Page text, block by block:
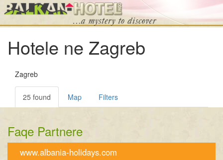
Hotele ne Zagreb
Zagreb
25 found Map Filters
Faqe Partnere
www.albania-holidays.com